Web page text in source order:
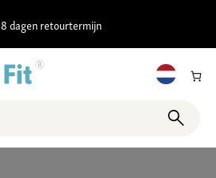
8 dagen retourtermijn